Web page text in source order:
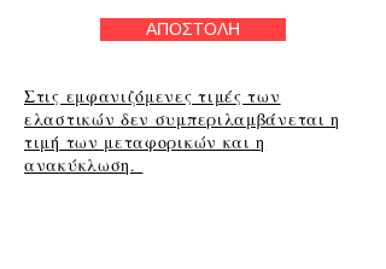
ΑΠΟΣΤΟΛΗ
Στις εμφανιζόμενες τιμές των
ελαστικών δεν συμπεριλαμβάνεται η
τιμή των μεταφορικών και η
ανακύκλωση.